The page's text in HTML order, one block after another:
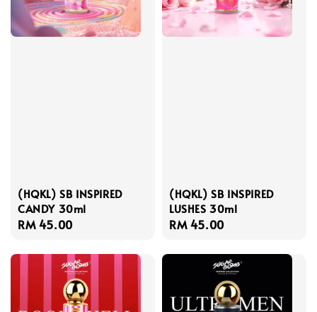
(HQKL) SB INSPIRED
CANDY 30ml
Regular
RM 45.00
(HQKL) SB INSPIRED
LUSHES 30ml
Regular
RM 45.00